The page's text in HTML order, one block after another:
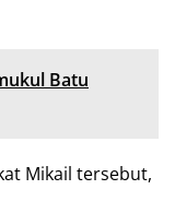
Batu
Mikail tersebut,